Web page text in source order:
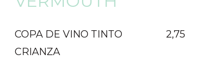
COPA DE VINO TINTO
CRIANZA
2,75